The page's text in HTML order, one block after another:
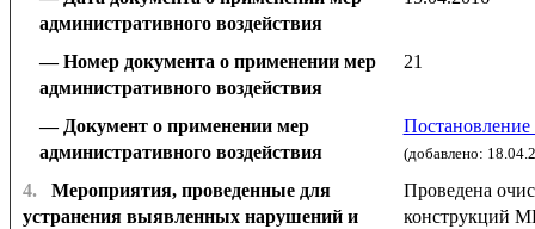
административного воздействия
Номер документа о применении мер
административного воздействия
21
Документ о применении мер
административного воздействия
(добавлено:
4.
Мероприятия, проведенные для
устранения выявленных нарушений и
Проведена
конструкций